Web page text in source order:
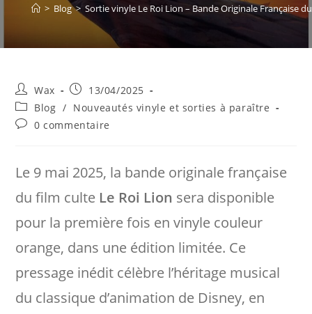
> Blog > Sortie vinyle Le Roi Lion – Bande Originale Française
Auteur/autrice
de
la
publication :
Wax
Publication
publiée :
13/04/2025
Post
category:
Blog / Nouveautés vinyle et sorties à paraître
Commentaires
0 commentaire
Le 9 mai 2025, la bande originale française
du film culte Le Roi Lion sera disponible
pour la première fois en vinyle couleur
orange, dans une édition limitée. Ce
pressage inédit célèbre l’héritage musical
du classique d’animation de Disney, en